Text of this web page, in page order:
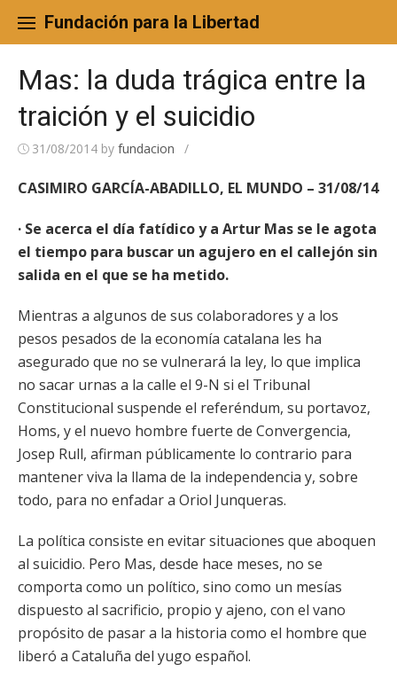
content
Fundación para la Libertad
Mas: la duda trágica entre la
traición y el suicidio
31/08/2014 by fundacion /
CASIMIRO GARCÍA-ABADILLO, EL MUNDO – 31/08/14
· Se acerca el día fatídico y a Artur Mas se le agota
el tiempo para buscar un agujero en el callejón sin
salida en el que se ha metido.
Mientras a algunos de sus colaboradores y a los
pesos pesados de la economía catalana les ha
asegurado que no se vulnerará la ley, lo que implica
no sacar urnas a la calle el 9-N si el Tribunal
Constitucional suspende el referéndum, su portavoz,
Homs, y el nuevo hombre fuerte de Convergencia,
Josep Rull, afirman públicamente lo contrario para
mantener viva la llama de la independencia y, sobre
todo, para no enfadar a Oriol Junqueras.
La política consiste en evitar situaciones que aboquen
al suicidio. Pero Mas, desde hace meses, no se
comporta como un político, sino como un mesías
dispuesto al sacrificio, propio y ajeno, con el vano
propósito de pasar a la historia como el hombre que
liberó a Cataluña del yugo español.